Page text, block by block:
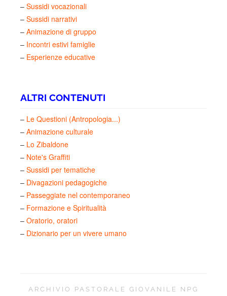
– Sussidi vocazionali
– Sussidi narrativi
– Animazione di gruppo
– Incontri estivi famiglie
– Esperienze educative
ALTRI CONTENUTI
– Le Questioni (Antropologia...)
– Animazione culturale
– Lo Zibaldone
– Note's Graffiti
– Sussidi per tematiche
– Divagazioni pedagogiche
– Passeggiate nel contemporaneo
– Formazione e Spiritualità
– Oratorio, oratori
– Dizionario per un vivere umano
ARCHIVIO PASTORALE GIOVANILE NPG